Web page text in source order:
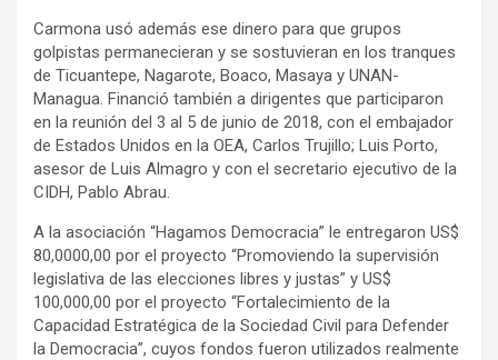
Carmona usó además ese dinero para que grupos
golpistas permanecieran y se sostuvieran en los tranques
de Ticuantepe, Nagarote, Boaco, Masaya y UNAN-
Managua. Financió también a dirigentes que participaron
en la reunión del 3 al 5 de junio de 2018, con el embajador
de Estados Unidos en la OEA, Carlos Trujillo; Luis Porto,
asesor de Luis Almagro y con el secretario ejecutivo de la
CIDH, Pablo Abrau.
A la asociación “Hagamos Democracia” le entregaron US$
80,0000,00 por el proyecto “Promoviendo la supervisión
legislativa de las elecciones libres y justas” y US$
100,000,00 por el proyecto “Fortalecimiento de la
Capacidad Estratégica de la Sociedad Civil para Defender
la Democracia”, cuyos fondos fueron utilizados realmente